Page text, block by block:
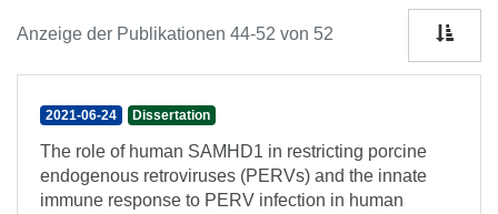
Anzeige der Publikationen 44-52 von 52
2021-06-24 Dissertation
The role of human SAMHD1 in restricting porcine
endogenous retroviruses (PERVs) and the innate
immune response to PERV infection in human